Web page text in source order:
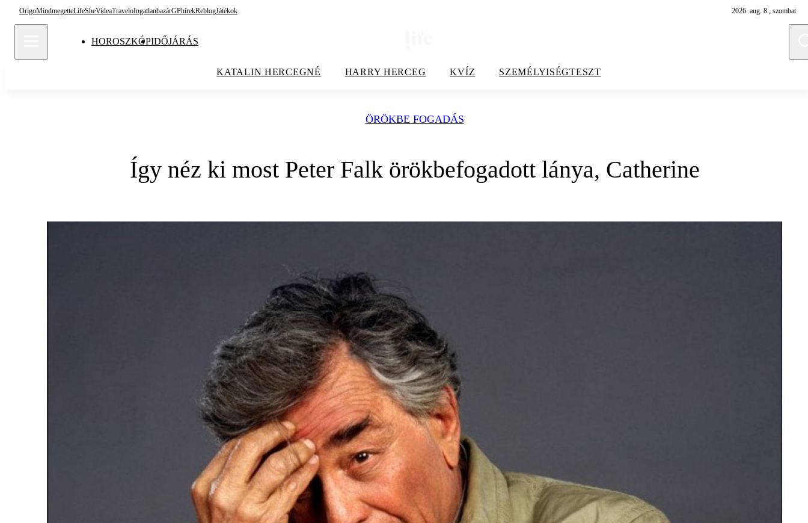
OrigoMindmegetteLifeSheVideaTraveloIngatlanbazárGPhírekReblogJátékok 2026. aug. 8., szombat
HOROSZKÓPIDŐJÁRÁS
KATALIN HERCEGNÉ HARRY HERCEG KVÍZ SZEMÉLYISÉGTESZT
ÖRÖKBE FOGADÁS
Így néz ki most Peter Falk örökbefogadott lánya, Catherine